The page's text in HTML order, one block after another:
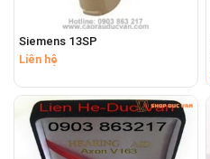
Siemens 13SP
Liên hệ